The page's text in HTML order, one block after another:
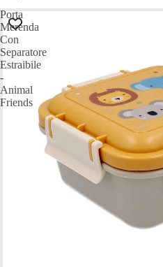
Porta
Merenda
Con
Separatore
Estraibile
-
Animal
Friends